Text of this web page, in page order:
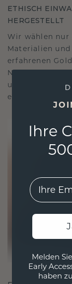
ETHISCH
HERGESTELLT
Wir wählen nur
Materialien
erfahrenen
Nachhaltigkeit
und stellen so
ethisch wie
Ihre
EMail
Melden
Early
haben